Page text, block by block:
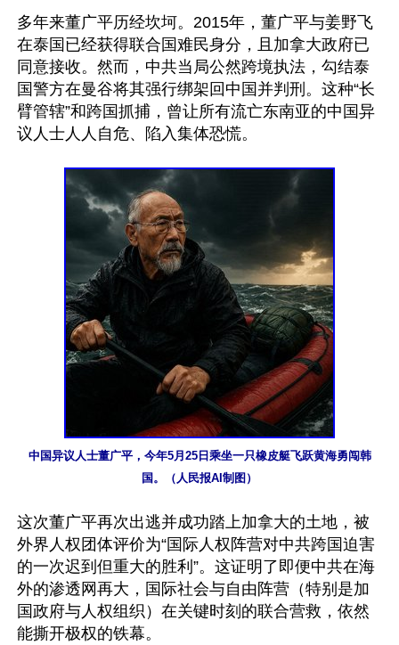
多年来董广平历经坎坷。2015年，董广平与姜野飞
在泰国已经获得联合国难民身分，且加拿大政府已
同意接收。然而，中共当局公然跨境执法，勾结泰
国警方在曼谷将其强行绑架回中国并判刑。这种“长
臂管辖”和跨国抓捕，曾让所有流亡东南亚的中国异
议人士人人自危、陷入集体恐慌。
中国异议人士董广平，今年5月25日乘坐一只橡皮艇飞跃黄海勇闯韩
国。（人民报AI制图）
这次董广平再次出逃并成功踏上加拿大的土地，被
外界人权团体评价为“国际人权阵营对中共跨国迫害
的一次迟到但重大的胜利”。这证明了即便中共在海
外的渗透网再大，国际社会与自由阵营（特别是加
国政府与人权组织）在关键时刻的联合营救，依然
能撕开极权的铁幕。